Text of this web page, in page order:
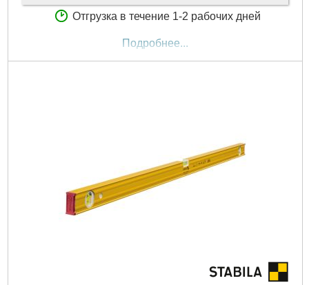
Отгрузка в течение 1-2 рабочих дней
Подробнее...